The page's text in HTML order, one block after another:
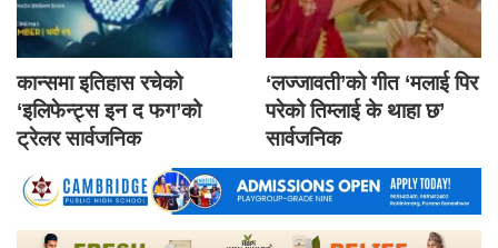
कान्समा इतिहास रचेको
‘इलिफेन्ट्स इन द फग’को
ट्रेलर सार्वजनिक
‘लज्जावती’को गीत ‘मलाई पिर
परेको तिम्लाई के थाहा छ’
सार्वजनिक